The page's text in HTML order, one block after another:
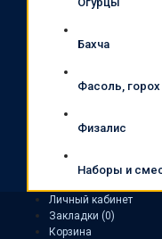
Бахча
Фасоль, горох
Физалис
Наборы и
Личный кабинет
Закладки (0)
Корзина